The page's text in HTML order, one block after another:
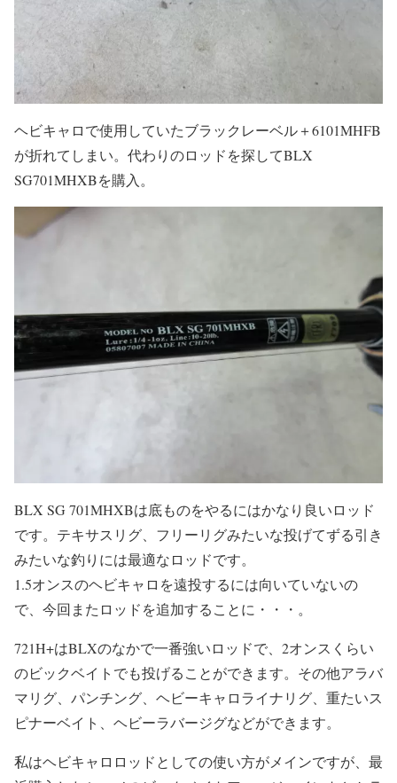
ヘビキャロで使用していたブラックレーベル＋6101MHFB
が折れてしまい。代わりのロッドを探してBLX
SG701MHXBを購入。
BLX SG 701MHXBは底ものをやるにはかなり良いロッド
です。テキサスリグ、フリーリグみたいな投げてずる引き
みたいな釣りには最適なロッドです。
1.5オンスのヘビキャロを遠投するには向いていないの
で、今回またロッドを追加することに・・・。
721H+はBLXのなかで一番強いロッドで、2オンスくらい
のビックベイトでも投げることができます。その他アラバ
マリグ、パンチング、ヘビーキャロライナリグ、重たいス
ピナーベイト、ヘビーラバージグなどができます。
私はヘビキャロロッドとしての使い方がメインですが、最